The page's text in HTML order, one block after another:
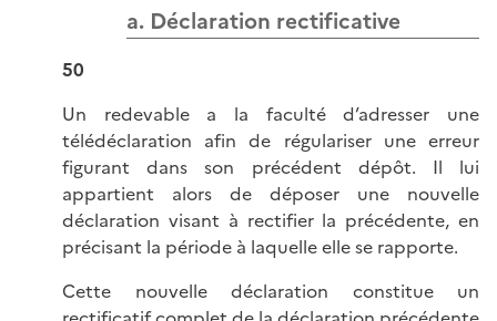
a. Déclaration rectificative
50
Un redevable a la faculté d’adresser une
télédéclaration afin de régulariser une erreur
figurant dans son précédent dépôt. Il lui
appartient alors de déposer une nouvelle
déclaration visant à rectifier la précédente, en
précisant la période à laquelle elle se rapporte.
Cette nouvelle déclaration constitue un